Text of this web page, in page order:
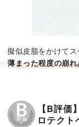
擬似皮脂をかけて
薄まった程度の崩
【B評
ロテクト